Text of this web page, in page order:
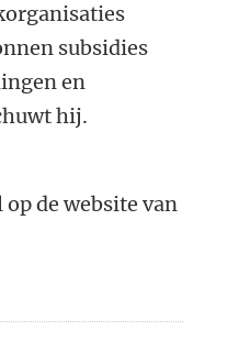
subsidies
en
hij.
de website van